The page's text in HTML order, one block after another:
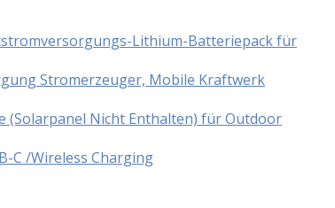
Lithium-Batteriepack für
Stromerzeuger, Mobile Kraftwerk
(Solarpanel Nicht Enthalten) für Outdoor
C /Wireless Charging